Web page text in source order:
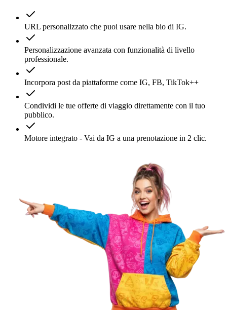
URL personalizzato che puoi usare nella bio di IG.
Personalizzazione avanzata con funzionalità di livello
professionale.
Incorpora post da piattaforme come IG, FB, TikTok++
Condividi le tue offerte di viaggio direttamente con il tuo
pubblico.
Motore integrato - Vai da IG a una prenotazione in 2 clic.